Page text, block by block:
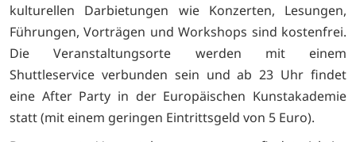
kulturellen Darbietungen wie Konzerten, Lesungen,
Führungen, Vorträgen und Workshops sind kostenfrei.
Die Veranstaltungsorte werden mit einem
Shuttleservice verbunden sein und ab 23 Uhr findet
eine After Party in der Europäischen Kunstakademie
statt (mit einem geringen Eintrittsgeld von 5 Euro).